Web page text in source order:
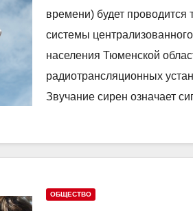
времени) будет проводится
системы
населения Тюменской
радиотрансляционных
Звучание сирен означает
ОБЩЕСТВО